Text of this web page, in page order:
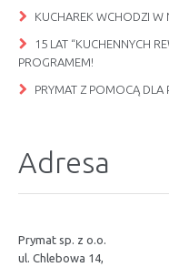
KUCHAREK WCHODZI W
15 LAT “KUCHENNYCH
PROGRAMEM!
PRYMAT Z POMOCĄ DLA
Adresa
Prymat sp. z o.o.
ul. Chlebowa 14,